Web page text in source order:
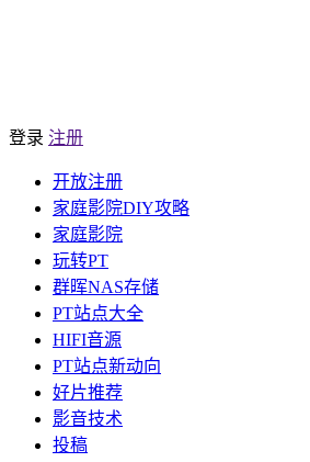
登录 注册
开放注册
家庭影院DIY攻略
家庭影院
玩转PT
群晖NAS存储
PT站点大全
HIFI音源
PT站点新动向
好片推荐
影音技术
投稿